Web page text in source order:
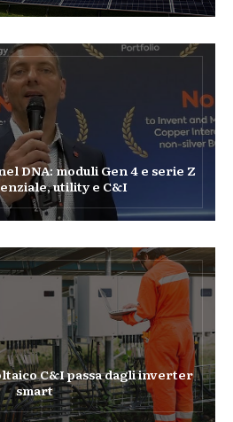
DNA: moduli Gen 4 e serie Z
utility e C&I
C&I passa dagli inverter
smart